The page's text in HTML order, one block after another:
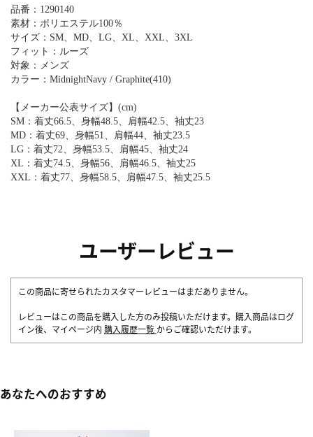
品番：1290140
素材：ポリエステル100％
サイズ：SM、MD、LG、XL、XXL、3XL
フィット：ルーズ
対象：メンズ
カラー：MidnightNavy / Graphite(410)
【メーカー公表サイズ】(cm)
SM：着丈66.5、身幅48.5、肩幅42.5、袖丈23
MD：着丈69、身幅51、肩幅44、袖丈23.5
LG：着丈72、身幅53.5、肩幅45、袖丈24
XL：着丈74.5、身幅56、肩幅46.5、袖丈25
XXL：着丈77、身幅58.5、肩幅47.5、袖丈25.5
ユーザーレビュー
この商品に寄せられたカスタマーレビューはまだありません。
レビューはこの商品を購入した方のみ投稿いただけます。購入商品はログ
イン後、マイページ内 購入履歴一覧 からご確認いただけます。
あなたへのおすすめ